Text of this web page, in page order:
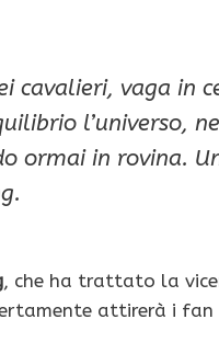
cavalieri, vaga in
l’universo,
ormai in rovina.
, che ha trattato la
attirerà i